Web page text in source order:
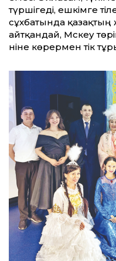
түршігеді, ешкімге
сұхбатында
айт­қандай, Мәскеу
әніне көрермен тік